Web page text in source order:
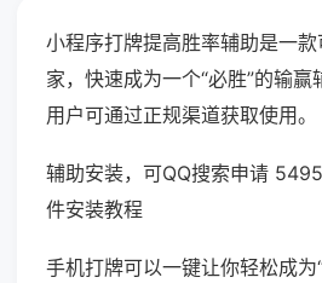
小程序打牌提高胜率辅助是一
家，快速成为一个“必胜”的输
用户可通过正规渠道获取使用。
辅助安装，可QQ搜索申请
件安装教程
手机打牌可以一键让你轻松成为